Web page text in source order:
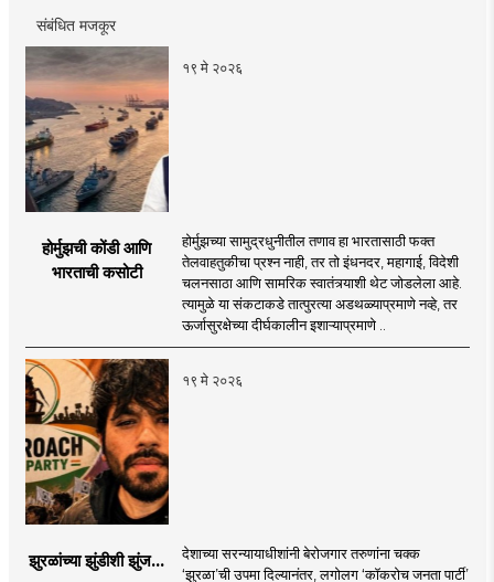
संबंधित मजकूर
१९ मे २०२६
होर्मुझची कोंडी आणि
भारताची कसोटी
होर्मुझच्या सामुद्रधुनीतील तणाव हा भारतासाठी फक्त
तेलवाहतुकीचा प्रश्न नाही, तर तो इंधनदर, महागाई, विदेशी
चलनसाठा आणि सामरिक स्वातंत्र्याशी थेट जोडलेला आहे.
त्यामुळे या संकटाकडे तात्पुरत्या अडथळ्याप्रमाणे नव्हे, तर
ऊर्जासुरक्षेच्या दीर्घकालीन इशाऱ्याप्रमाणे ..
१९ मे २०२६
झुरळांच्या झुंडीशी झुंज...
देशाच्या सरन्यायाधीशांनी बेरोजगार तरुणांना चक्क
‌‘झुरळा‌’ची उपमा दिल्यानंतर, लगोलग ‌‘कॉकरोच जनता पार्टी’